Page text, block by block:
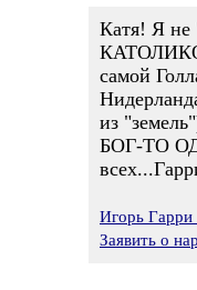
Катя! Я не
самой
из
БОГ-ТО
Игорь Гарри
Заявить о